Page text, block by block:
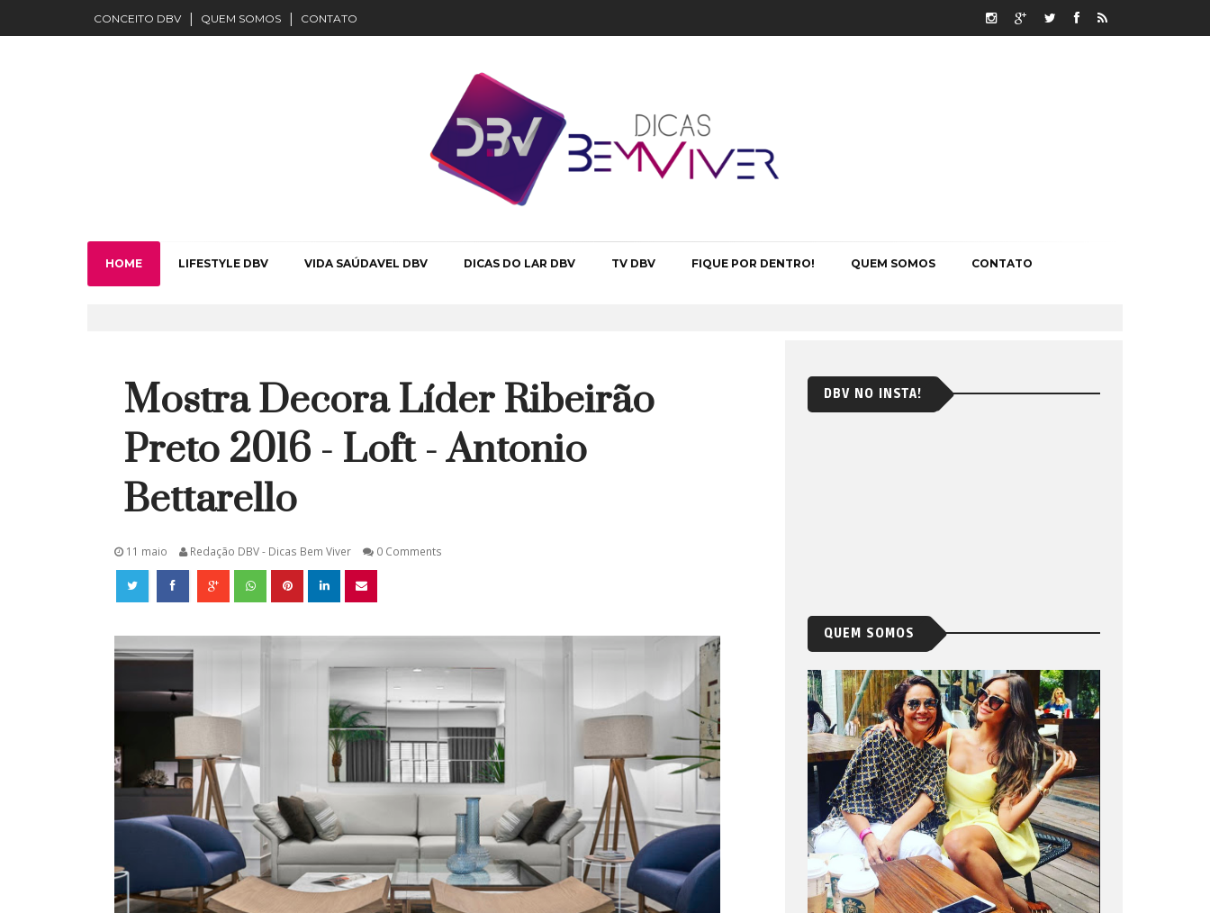
CONCEITO DBV QUEM SOMOS CONTATO
HOME LIFESTYLE DBV VIDA SAÚDAVEL DBV DICAS DO LAR DBV TV DBV FIQUE POR DENTRO! QUEM SOMOS CONTATO
Mostra Decora Líder Ribeirão
Preto 2016 - Loft - Antonio
Bettarello
11 maio Redação DBV - Dicas Bem Viver 0 Comments
DBV NO INSTA!
QUEM SOMOS